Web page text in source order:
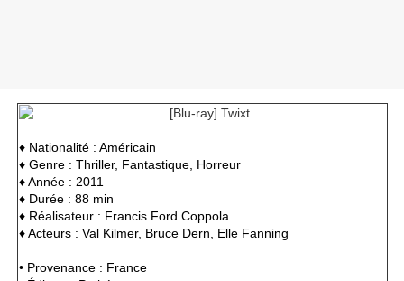
♦ Nationalité : Américain
♦ Genre : Thriller, Fantastique, Horreur
♦ Année : 2011
♦ Durée : 88 min
♦ Réalisateur : Francis Ford Coppola
♦ Acteurs : Val Kilmer, Bruce Dern, Elle Fanning
• Provenance : France